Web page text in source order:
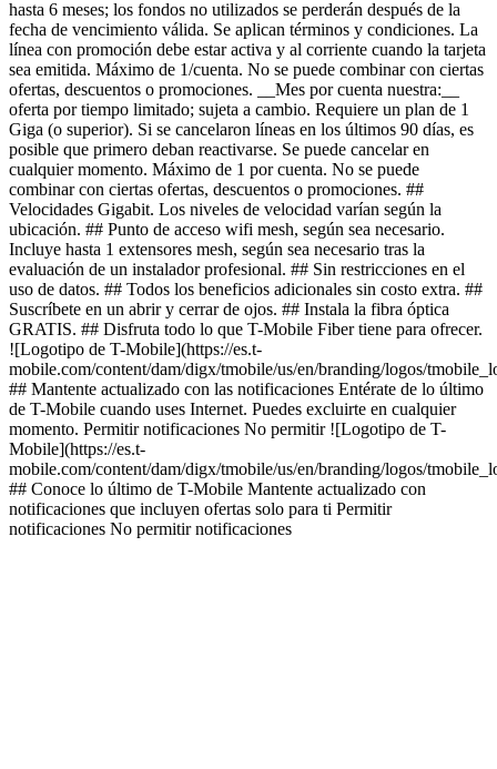
hasta 6 meses; los fondos no utilizados se perderán después de la
fecha de vencimiento válida. Se aplican términos y condiciones. La
línea con promoción debe estar activa y al corriente cuando la tarjeta
sea emitida. Máximo de 1/cuenta. No se puede combinar con ciertas
ofertas, descuentos o promociones. __Mes por cuenta nuestra:__
oferta por tiempo limitado; sujeta a cambio. Requiere un plan de 1
Giga (o superior). Si se cancelaron líneas en los últimos 90 días, es
posible que primero deban reactivarse. Se puede cancelar en
cualquier momento. Máximo de 1 por cuenta. No se puede
combinar con ciertas ofertas, descuentos o promociones. ##
Velocidades Gigabit. Los niveles de velocidad varían según la
ubicación. ## Punto de acceso wifi mesh, según sea necesario.
Incluye hasta 1 extensores mesh, según sea necesario tras la
evaluación de un instalador profesional. ## Sin restricciones en el
uso de datos. ## Todos los beneficios adicionales sin costo extra. ##
Suscríbete en un abrir y cerrar de ojos. ## Instala la fibra óptica
GRATIS. ## Disfruta todo lo que T-Mobile Fiber tiene para ofrecer.
![Logotipo de T-Mobile](https://es.t-
mobile.com/content/dam/digx/tmobile/us/en/branding/logos/
## Mantente actualizado con las notificaciones Entérate de lo último
de T-Mobile cuando uses Internet. Puedes excluirte en cualquier
momento. Permitir notificaciones No permitir ![Logotipo de T-
Mobile](https://es.t-
mobile.com/content/dam/digx/tmobile/us/en/branding/logos/
## Conoce lo último de T-Mobile Mantente actualizado con
notificaciones que incluyen ofertas solo para ti Permitir
notificaciones No permitir notificaciones